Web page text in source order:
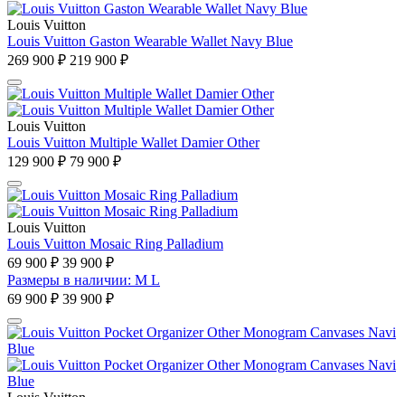
Louis Vuitton
Louis Vuitton Gaston Wearable Wallet Navy Blue
269 900 ₽ 219 900 ₽
Louis Vuitton
Louis Vuitton Multiple Wallet Damier Other
129 900 ₽ 79 900 ₽
Louis Vuitton
Louis Vuitton Mosaic Ring Palladium
69 900 ₽ 39 900 ₽
Размеры в наличии: M L
69 900 ₽ 39 900 ₽